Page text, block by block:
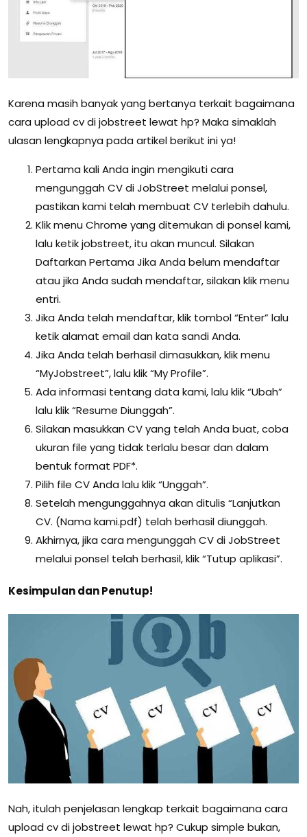
Karena masih banyak yang bertanya terkait bagaimana
cara upload cv di jobstreet lewat hp? Maka simaklah
ulasan lengkapnya pada artikel berikut ini ya!
Pertama kali Anda ingin mengikuti cara
mengunggah CV di JobStreet melalui ponsel,
pastikan kami telah membuat CV terlebih dahulu.
Klik menu Chrome yang ditemukan di ponsel kami,
lalu ketik jobstreet, itu akan muncul. Silakan
Daftarkan Pertama Jika Anda belum mendaftar
atau jika Anda sudah mendaftar, silakan klik menu
entri.
Jika Anda telah mendaftar, klik tombol “Enter” lalu
ketik alamat email dan kata sandi Anda.
Jika Anda telah berhasil dimasukkan, klik menu
“MyJobstreet”, lalu klik “My Profile”.
Ada informasi tentang data kami, lalu klik “Ubah”
lalu klik “Resume Diunggah”.
Silakan masukkan CV yang telah Anda buat, coba
ukuran file yang tidak terlalu besar dan dalam
bentuk format PDF*.
Pilih file CV Anda lalu klik “Unggah”.
Setelah mengunggahnya akan ditulis “Lanjutkan
CV. (Nama kami.pdf) telah berhasil diunggah.
Akhirnya, jika cara mengunggah CV di JobStreet
melalui ponsel telah berhasil, klik “Tutup aplikasi”.
Kesimpulan dan Penutup!
Nah, itulah penjelasan lengkap terkait bagaimana cara
upload cv di jobstreet lewat hp? Cukup simple bukan,